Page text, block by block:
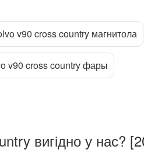
v90 cross country магнитола
v90 cross country фары
вигідно у нас?